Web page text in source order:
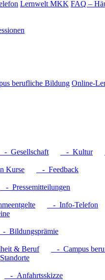
Lernwelt MKK FAQ –
berufliche Bildung Online-
- Gesellschaft - Kultur
Kurse
- Feedback
- Pressemitteilungen
- Info-Telefon
- Bildungsprämie
& Beruf - Campus
- Anfahrtsskizze